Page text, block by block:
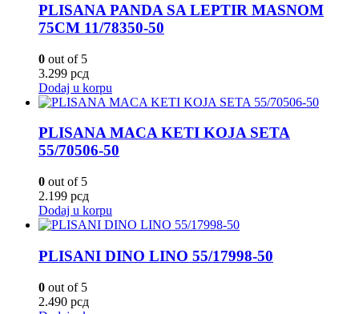
PLISANA PANDA SA LEPTIR MASNOM
75CM 11/78350-50
0 out of 5
3.299 рсд
Dodaj u korpu
PLISANA MACA KETI KOJA SETA
55/70506-50
0 out of 5
2.199 рсд
Dodaj u korpu
PLISANI DINO LINO 55/17998-50
0 out of 5
2.490 рсд